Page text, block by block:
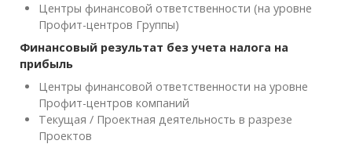
Центры финансовой ответственности (на уровне
Профит-центров Группы)
Финансовый результат без учета налога на
прибыль
Центры финансовой ответственности на уровне
Профит-центров компаний
Текущая / Проектная деятельность в разрезе
Проектов